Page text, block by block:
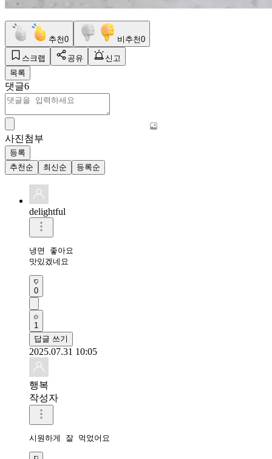
추천0 비추천0
스크랩 공유
신고
목록
댓글6
사진첨부
등록
추천순
최신순 등록순
delightful
냉면 좋아요
맛있겠네요
0
1
답글 쓰기
2025.07.31 10:05
행복
작성자
시원하게 잘 먹었어요